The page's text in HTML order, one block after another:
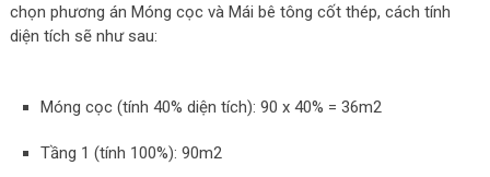
chọn phương án Móng cọc và Mái bê tông cốt thép, cách tính
diện tích sẽ như sau:
Móng cọc (tính 40% diện tích):90 x 40% = 36m2
Tầng 1 (tính 100%):90m2